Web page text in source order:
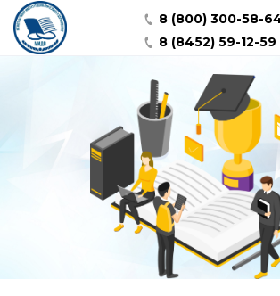
8 (800) 300-58-
8 (8452) 59-12-59